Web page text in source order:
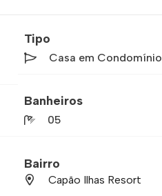
Tipo
Casa em Condomínio
Banheiros
05
Bairro
Capão Ilhas Resort